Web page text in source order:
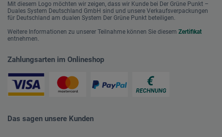
Mit diesem Logo möchten wir zeigen, dass wir Kunde bei Der Grüne Punkt –
Duales System Deutschland GmbH sind und unsere Verkaufsverpackungen
für Deutschland am dualen System Der Grüne Punkt beteiligen.
Weitere Informationen zu unserer Teilnahme können Sie diesem Zertifikat
entnehmen.
Zahlungsarten im Onlineshop
Das sagen unsere Kunden